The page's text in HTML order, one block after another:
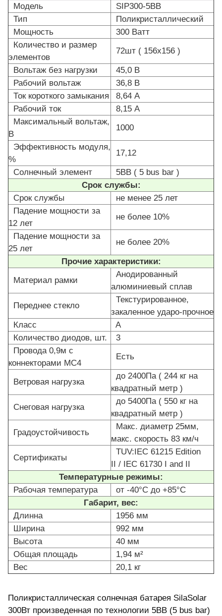
Модель
SIP300-5BB
Тип
Поликристаллический
Мощность
300 Ватт
Количество и размер
элементов
72шт ( 156x156 )
Вольтаж без нагрузки
45,0 В
Рабочий вольтаж
36,8 В
Ток короткого замыкания
8,64 А
Рабочий ток
8,15 А
Максимальный вольтаж,
В
1000
Эффективность модуля,
%
17,12
Солнечный элемент
5BB ( 5 bus bar )
Срок службы:
Срок службы
не менее 25 лет
Падение мощности за
12 лет
не более 10%
Падение мощности за
25 лет
не более 20%
Прочие характеристики:
Материал рамки
Анодированный
алюминиевый сплав
Переднее стекло
Текстурированное,
закаленное ударо-прочное
Класс
A
Количество диодов, шт.
3
Провода 0,9м с
коннекторами MC4
Есть
Ветровая нагрузка
до 2400Па ( 244 кг на
квадратный метр )
Снеговая нагрузка
до 5400Па ( 550 кг на
квадратный метр )
Градоустойчивость
Макс. диаметр 25мм,
макс. скорость 83 км/ч
Сертификаты
TUV:IEC 61215 Edition
II / IEC 61730 I and II
Температурные режимы:
Рабочая температура
от -40°С до +85°С
Габарит, вес:
Длинна
1956 мм
Ширина
992 мм
Высота
40 мм
Общая площадь
1,94 м²
Вес
20,1 кг
Поликристаллическая солнечная батарея SilaSolar
300Вт произведенная по технологии 5BB (5 bus bar)